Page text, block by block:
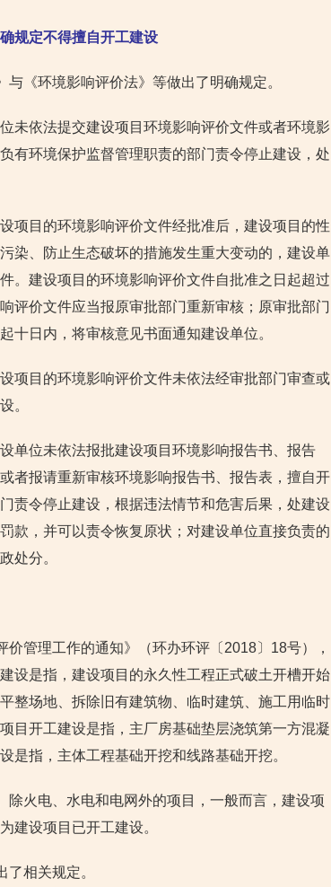
规定不得擅自开工建设
与《环境影响评价法》等做出了明确规定。
未依法提交建设项目环境影响评价文件或者环境影
有环境保护监督管理职责的部门责令停止建设，处
项目的环境影响评价文件经批准后，建设项目的性
染、防止生态破坏的措施发生重大变动的，建设单
。建设项目的环境影响评价文件自批准之日起超过
评价文件应当报原审批部门重新审核；原审批部门
十日内，将审核意见书面通知建设单位。
项目的环境影响评价文件未依法经审批部门审查或
。
单位未依法报批建设项目环境影响报告书、报告
者报请重新审核环境影响报告书、报告表，擅自开
责令停止建设，根据违法情节和危害后果，处建设
款，并可以责令恢复原状；对建设单位直接负责的
处分。
价管理工作的通知》（环办环评〔2018〕18号），
设是指，建设项目的永久性工程正式破土开槽开始
整场地、拆除旧有建筑物、临时建筑、施工用临时
目开工建设是指，主厂房基础垫层浇筑第一方混凝
是指，主体工程基础开挖和线路基础开挖。
除火电、水电和电网外的项目，一般而言，建设项
建设项目已开工建设。
了相关规定。